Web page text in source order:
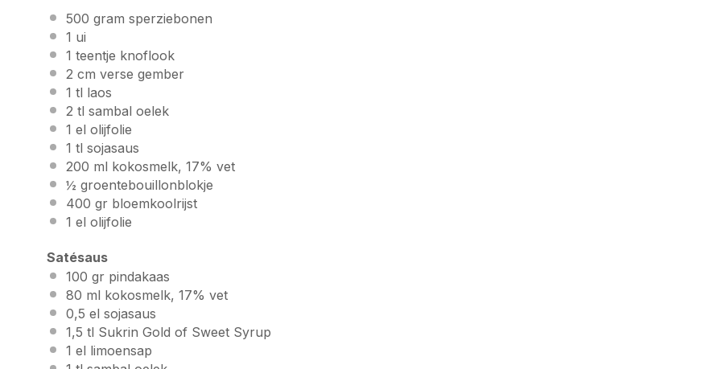
500 gram sperziebonen
1 ui
1 teentje knoflook
2 cm verse gember
1 tl laos
2 tl sambal oelek
1 el olijfolie
1 tl sojasaus
200 ml kokosmelk, 17% vet
½ groentebouillonblokje
400 gr bloemkoolrijst
1 el olijfolie
Satésaus
100 gr pindakaas
80 ml kokosmelk, 17% vet
0,5 el sojasaus
1,5 tl Sukrin Gold of Sweet Syrup
1 el limoensap